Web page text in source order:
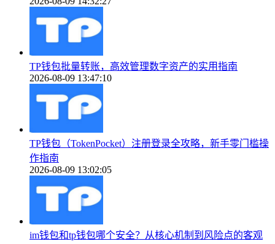
TP钱包批量转账，高效管理数字资产的实用指南
2026-08-09 13:47:10
TP钱包（TokenPocket）注册登录全攻略，新手零门槛操
作指南
2026-08-09 13:02:05
im钱包和tp钱包哪个安全？从核心机制到风险点的客观